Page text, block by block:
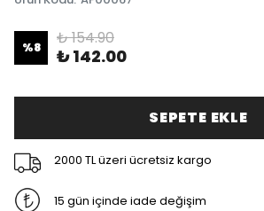
%8 ₺ 154.90
₺ 142.00
SEPETE EKLE
2000 TL üzeri ücretsiz kargo
15 gün içinde iade değişim